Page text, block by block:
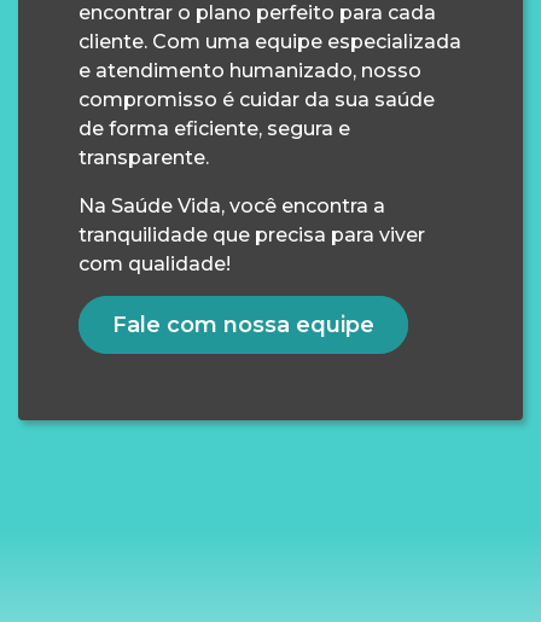
encontrar o plano perfeito para cada
cliente. Com uma equipe especializada
e atendimento humanizado, nosso
compromisso é cuidar da sua saúde
de forma eficiente, segura e
transparente.
Na Saúde Vida, você encontra a
tranquilidade que precisa para viver
com qualidade!
Fale com nossa equipe